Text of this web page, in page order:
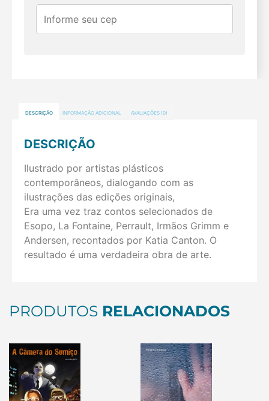
DESCRIÇÃO INFORMAÇÃO ADICIONAL AVALIAÇÕES (0)
DESCRIÇÃO
Ilustrado por artistas plásticos
contemporâneos, dialogando com as
ilustrações das edições originais,
Era uma vez traz contos selecionados de
Esopo, La Fontaine, Perrault, Irmãos Grimm e
Andersen, recontados por Katia Canton. O
resultado é uma verdadeira obra de arte.
PRODUTOS RELACIONADOS